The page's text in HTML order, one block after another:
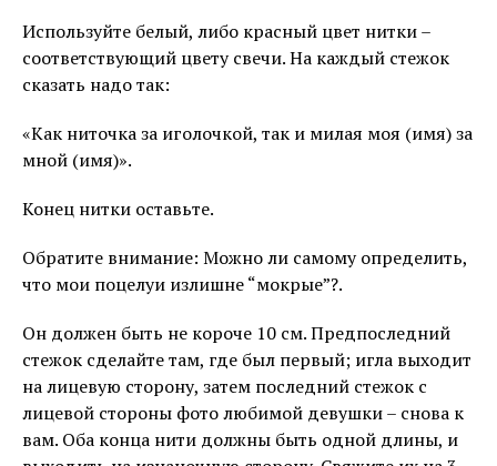
Используйте белый, либо красный цвет нитки –
соответствующий цвету свечи. На каждый стежок
сказать надо так:
«Как ниточка за иголочкой, так и милая моя (имя) за
мной (имя)».
Конец нитки оставьте.
Обратите внимание: Можно ли самому определить,
что мои поцелуи излишне “мокрые”?.
Он должен быть не короче 10 см. Предпоследний
стежок сделайте там, где был первый; игла выходит
на лицевую сторону, затем последний стежок с
лицевой стороны фото любимой девушки – снова к
вам. Оба конца нити должны быть одной длины, и